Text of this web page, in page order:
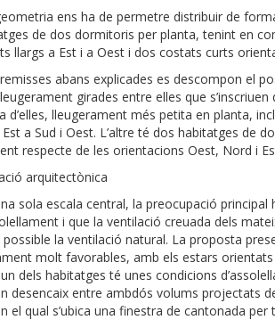
ens ha de permetre distribuir de
de dos dormitoris per planta, tenint en
llargs a Est i a Oest i dos costats curts
abans explicades es descompon el
girades entre elles que
d’elles, lleugerament més petita en planta,
a Sud i Oest. L’altre té dos habitatges de
respecte de les orientacions Oest, Nord i
arquitectònica
sola escala central, la preocupació
i que la ventilació creuada dels
la ventilació natural. La proposta
molt favorables, amb els estars
dels habitatges té unes condicions
desencaix entre ambdós volums projectats
el qual s’ubica una finestra de cantonada